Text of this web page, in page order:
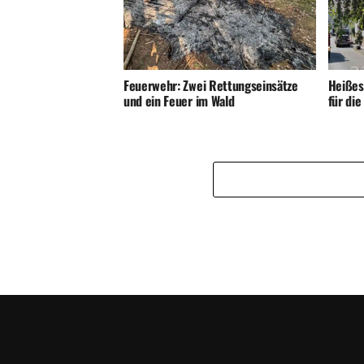
Feuerwehr: Zwei Rettungseinsätze
und ein Feuer im Wald für die